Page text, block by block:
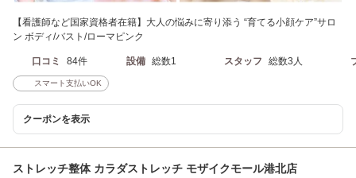
【看護師など国家資格者在籍】大人の悩みに寄り添う “育てる小顔ケア”サロ
ン ボディ/バスト/ローマピンク
口コミ 84件 設備 総数1 スタッフ 総数3人
スマート支払いOK
クーポンを表示
ストレッチ整体 カラダストレッチ モザイクモール港北店